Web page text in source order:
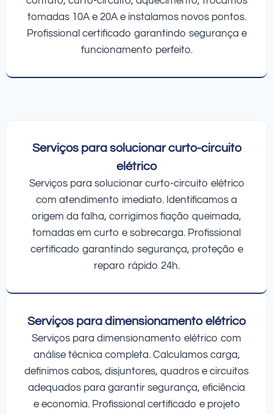
tomadas 10A e 20A e instalamos novos pontos.
Profissional certificado garantindo segurança e
funcionamento perfeito.
Serviços para solucionar curto-circuito
elétrico
Serviços para solucionar curto-circuito elétrico
com atendimento imediato. Identificamos a
origem da falha, corrigimos fiação queimada,
tomadas em curto e sobrecarga. Profissional
certificado garantindo segurança, proteção e
reparo rápido 24h.
Serviços para dimensionamento elétrico
Serviços para dimensionamento elétrico com
análise técnica completa. Calculamos carga,
definimos cabos, disjuntores, quadros e circuitos
adequados para garantir segurança, eficiência
e economia. Profissional certificado e projeto